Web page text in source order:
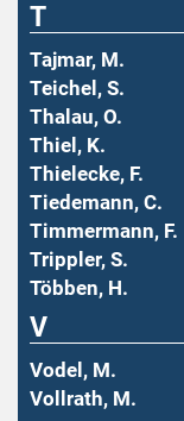
T
Tajmar, M.
Teichel, S.
Thalau, O.
Thiel, K.
Thielecke, F.
Tiedemann, C.
Timmermann, F.
Trippler, S.
Többen, H.
V
Vodel, M.
Vollrath, M.